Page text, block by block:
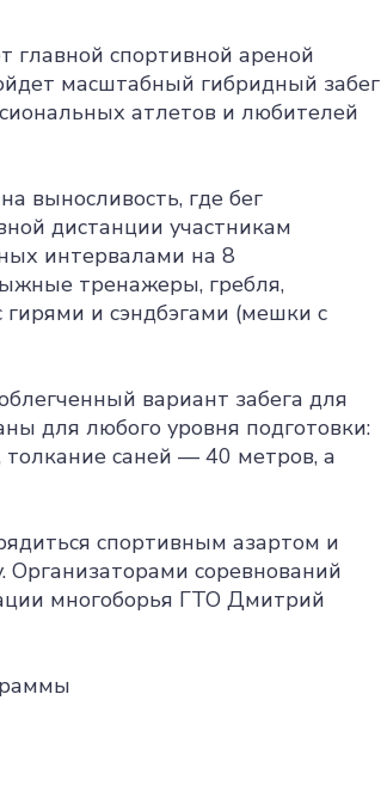
главной спортивной ареной
масштабный гибридный забег
атлетов и любителей
выносливость, где бег
дистанции участникам
интервалами на 8
тренажеры, гребля,
гирями и сэндбэгами (мешки с
вариант забега для
для любого уровня подготовки:
саней — 40 метров, а
спортивным азартом и
соревнований
многоборья ГТО Дмитрий